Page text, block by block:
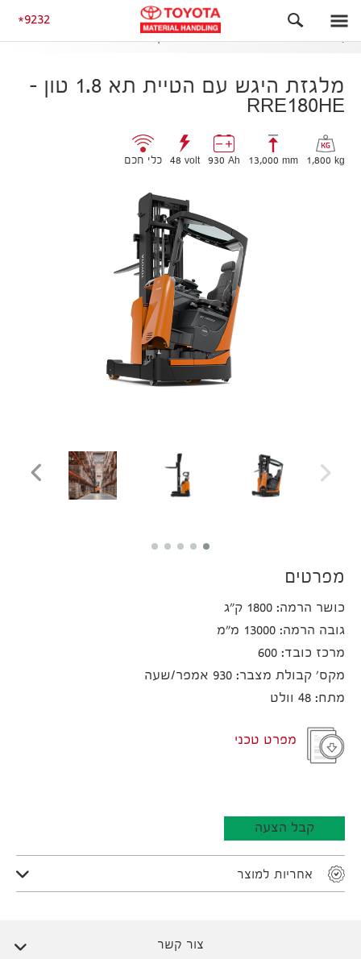
9232
הטיית קבינה בהרמה
מלגזת היגש עם הטיית תא 1.8 טון – RRE180HE
מלגזת היגש עם הטיית תא 1.8 טון –
RRE180HE
1,800 kg
13,000 mm
930 Ah
48 volt כלי חכם
מפרטים
כושר הרמה: 1800 ק"ג
גובה הרמה: 13000 מ"מ
מרכז כובד: 600
מקס' קבולת מצבר: 930 אמפר/שעה
מתח: 48 וולט
מפרט טכני
קבל הצעה
אחריות למוצר
צור קשר